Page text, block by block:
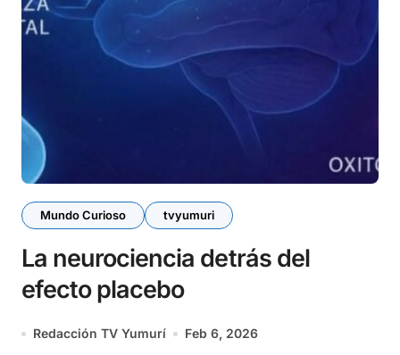
Mundo Curioso tvyumuri
La neurociencia detrás del
efecto placebo
Redacción TV Yumurí Feb 6, 2026